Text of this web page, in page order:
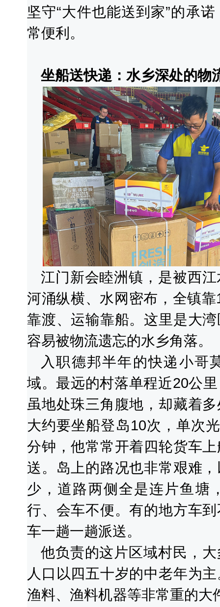
坚守“大件也能送到家”的承
常便利。
坐船送快递：水乡深处的物
江门新会睦洲镇，是被西
河涌纵横、水网密布，全镇
靠渡、运输靠船。这里是大
容易被物流遗忘的水乡角落。
入职德邦半年的快递小哥
域。最远的村落单程近20公
虽地处珠三角腹地，却藏着
大约要坐船登岛10次，单次
分钟，他常常开着四轮货车
送。岛上的路况也非常艰难
少，道路两侧全是连片鱼塘
行、会车不便。有的地方车
车一趟一趟派送。
他负责的这片区域村民，
人口以四五十岁的中老年为
渔料、渔料机器等非常重的大